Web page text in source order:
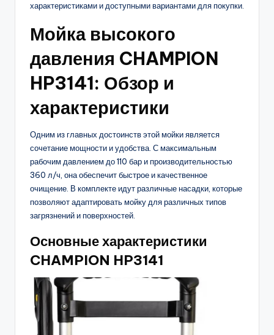
характеристиками и доступными вариантами для покупки.
Мойка высокого
давления CHAMPION
HP3141: Обзор и
характеристики
Одним из главных достоинств этой мойки является
сочетание мощности и удобства. С максимальным
рабочим давлением до 110 бар и производительностью
360 л/ч, она обеспечит быстрое и качественное
очищение. В комплекте идут различные насадки, которые
позволяют адаптировать мойку для различных типов
загрязнений и поверхностей.
Основные характеристики
CHAMPION HP3141